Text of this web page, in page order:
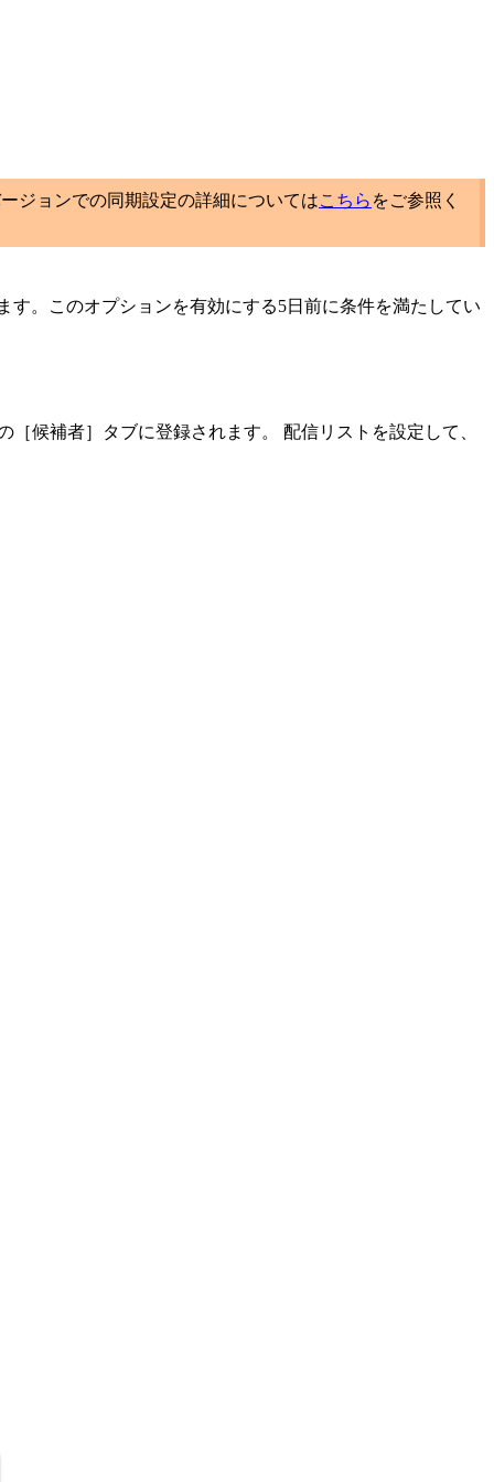
ジョンでの同期設定の詳細についてはこちら をご参照く
す。このオプションを有効にする5日前に条件を満たしてい
［候補者］タブに登録されます。 配信リストを設定して、